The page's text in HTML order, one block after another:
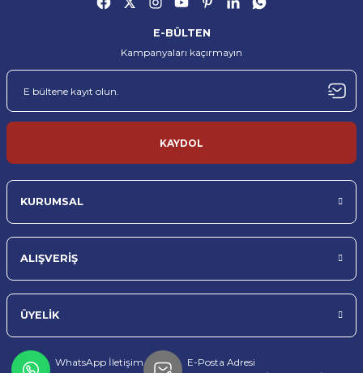
%100 orijinal ürün garantisi
Hızlı kargo ve güvenli ambalaj
MÜŞTERİ DESTEĞİ
Profesyonel müşteri desteği
TÜRKİYE’NİN HER YERİNE
Toptan ve perakende satış imkanı
KURUMSAL
ALIŞVERİŞ
ÜYELİK
WhatsApp İletişim
E-Posta Adresi
E-BÜLTEN
Kampanyaları kaçırmayın
KAYDOL